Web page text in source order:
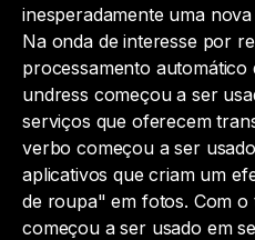
inesperadamente uma
Na onda de interesse por
processamento automático
undress começou a ser
serviços que oferecem
verbo começou a ser
aplicativos que criam um
de roupa" em fotos. Com
começou a ser usado em